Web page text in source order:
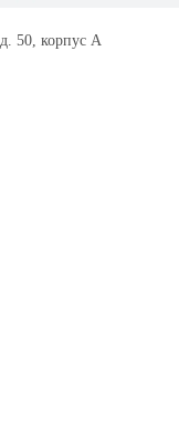
50, корпус А